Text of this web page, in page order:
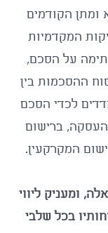
הקודמים
המקדמיות
על הסכם,
ההסכמות בין
לכדי הסכם
העסקה, ברישום
המקרקעין.
ומעניק ליווי
בכל שלבי